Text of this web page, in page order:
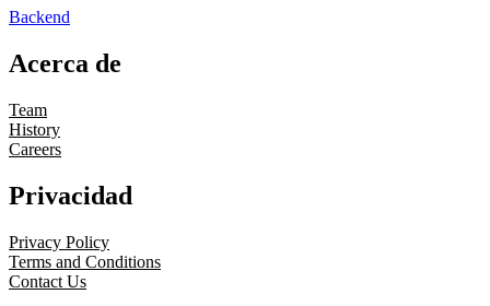
Backend
Acerca de
Team
History
Careers
Privacidad
Privacy Policy
Terms and Conditions
Contact Us